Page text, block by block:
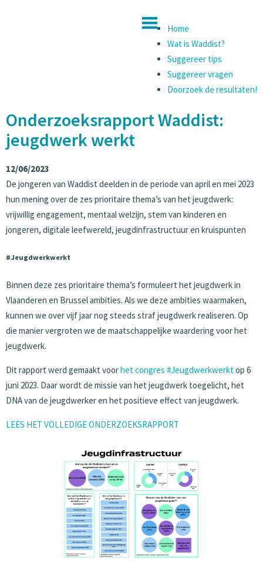
Home
Wat is Waddist?
Suggereer tips
Suggereer vragen
Doorzoek de resultaten!
Onderzoeksrapport Waddist:
jeugdwerk werkt
12/06/2023
De jongeren van Waddist deelden in de periode van april en mei 2023
hun mening over de zes prioritaire thema’s van het jeugdwerk:
vrijwillig engagement, mentaal welzijn, stem van kinderen en
jongeren, digitale leefwereld, jeugdinfrastructuur en kruispunten
#Jeugdwerkwerkt
Binnen deze zes prioritaire thema’s formuleert het jeugdwerk in
Vlaanderen en Brussel ambities. Als we deze ambities waarmaken,
kunnen we over vijf jaar nog steeds straf jeugdwerk realiseren. Op
die manier vergroten we de maatschappelijke waardering voor het
jeugdwerk.
Dit rapport werd gemaakt voorhet congres #Jeugdwerkwerkt op 6
juni 2023. Daar wordt de missie van het jeugdwerk toegelicht, het
DNA van de jeugdwerker en het positieve effect van jeugdwerk.
LEES HET VOLLEDIGE ONDERZOEKSRAPPORT